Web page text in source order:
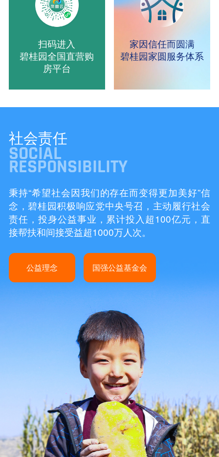
家因信任而圆满
碧桂园家圆服务体系
扫码进入
碧桂园全国直营购
房平台
社会责任
SOCIAL
RESPONSIBILITY
秉持“希望社会因我们的存在而变得更加美好”信
念，碧桂园积极响应党中央号召，主动履行社会
责任，投身公益事业，累计投入超100亿元，直
接帮扶和间接受益超1000万人次。
公益理念 国强公益基金会